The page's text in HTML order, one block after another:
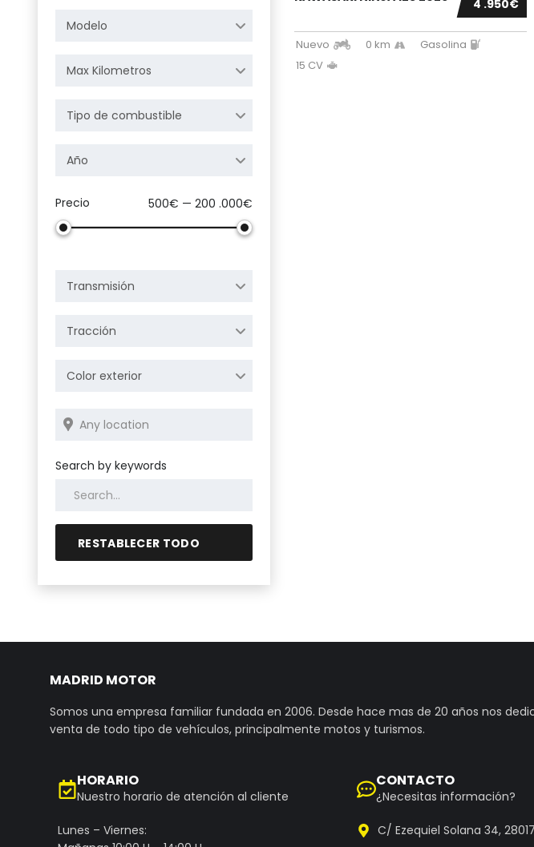
Modelo
Max Kilometros
Tipo de combustible
Año
Precio 500€ — 200 .000€
Transmisión
Tracción
Color exterior
Search by keywords
RESTABLECER TODO
4 .950€
Nuevo 0 km
Gasolina
15 CV
MADRID MOTOR
Somos una empresa familiar fundada en 2006. Desde hace mas de 20 años nos
venta de todo tipo de vehículos, principalmente motos y turismos.
HORARIO
Nuestro horario de atención al cliente
Lunes – Viernes:
CONTACTO
¿Necesitas información?
C/ Ezequiel Solana 34,